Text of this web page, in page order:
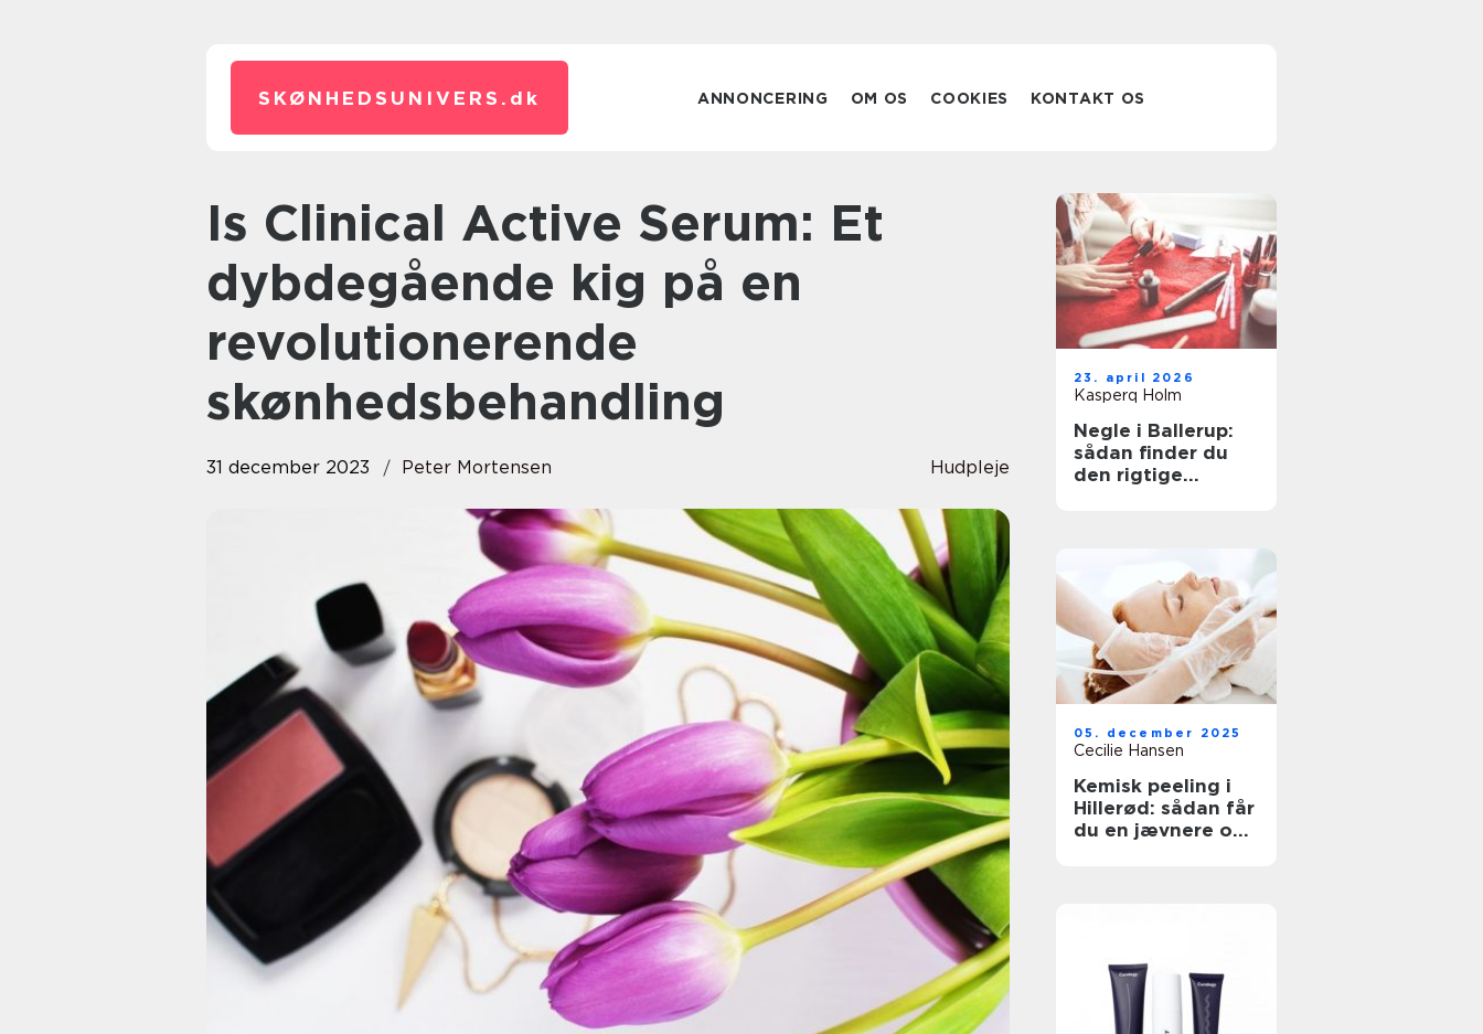
SKØNHEDSUNIVERS. dk ANNONCERING OM OS COOKIES KONTAKT OS
Is Clinical Active Serum: Et
dybdegående kig på en
revolutionerende
skønhedsbehandling
31 december 2023 Peter Mortensen Hudpleje
23. april 2026
Kasperq Holm
Negle i Ballerup:
sådan finder du
den rigtige
05. december 2025
Cecilie Hansen
Kemisk peeling i
Hillerød: sådan får
du en jævnere og